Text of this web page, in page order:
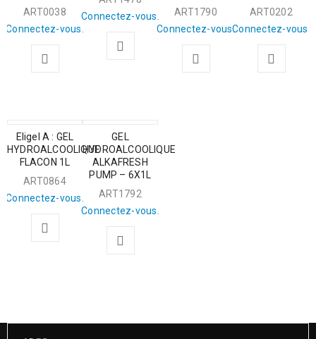
ART0038
Connectez-vous.
Connectez-vous.
ART1790
Connectez-vous.
ART0202
Connectez-vous.
Eligel A : GEL
HYDROALCOOLIQUE
FLACON 1L
ART0864
Connectez-vous.
GEL
HYDROALCOOLIQUE
ALKAFRESH
PUMP – 6X1L
ART1792
Connectez-vous.